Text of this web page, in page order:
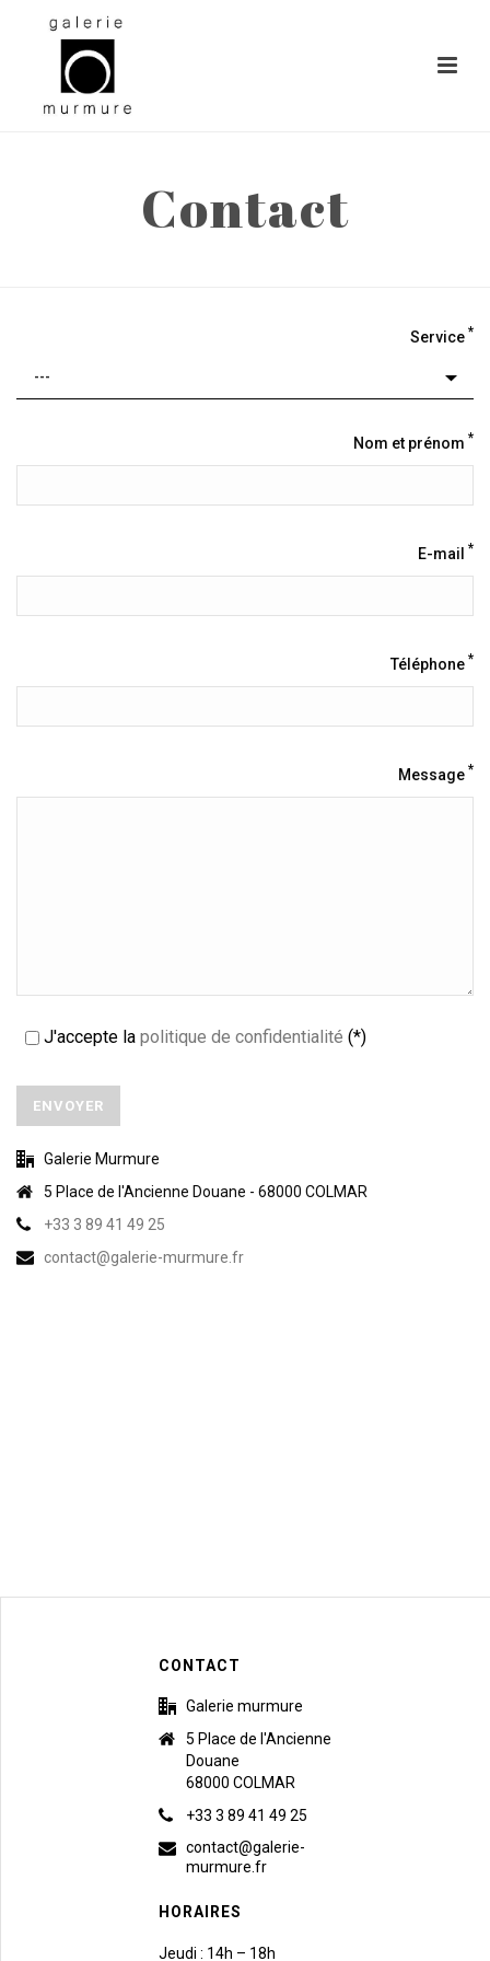
Contact
Service *
Nom et prénom *
E-mail *
Téléphone *
Message *
J'accepte la politique de confidentialité (*)
Galerie Murmure
5 Place de l'Ancienne Douane - 68000 COLMAR
+33 3 89 41 49 25
contact@galerie-murmure.fr
CONTACT
Galerie murmure
5 Place de l'Ancienne
Douane
68000 COLMAR
+33 3 89 41 49 25
contact@galerie-
murmure.fr
HORAIRES
Jeudi : 14h – 18h